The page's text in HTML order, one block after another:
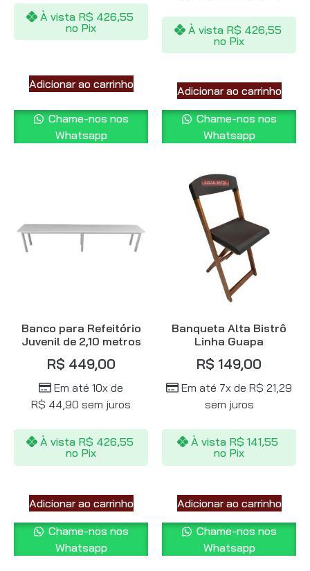
À vista R$ 426,55
no Pix
Adicionar ao carrinho
Chame-nos nos
Whatsapp
À vista R$ 426,55
no Pix
Adicionar ao carrinho
Chame-nos nos
Whatsapp
Banco para Refeitório
Juvenil de 2,10 metros
R$ 449,00
Em até 10x de
R$ 44,90 sem juros
À vista R$ 426,55
no Pix
Adicionar ao carrinho
Chame-nos nos
Whatsapp
Banqueta Alta Bistrô
Linha Guapa
R$ 149,00
Em até 7x de R$ 21,29
sem juros
À vista R$ 141,55
no Pix
Adicionar ao carrinho
Chame-nos nos
Whatsapp